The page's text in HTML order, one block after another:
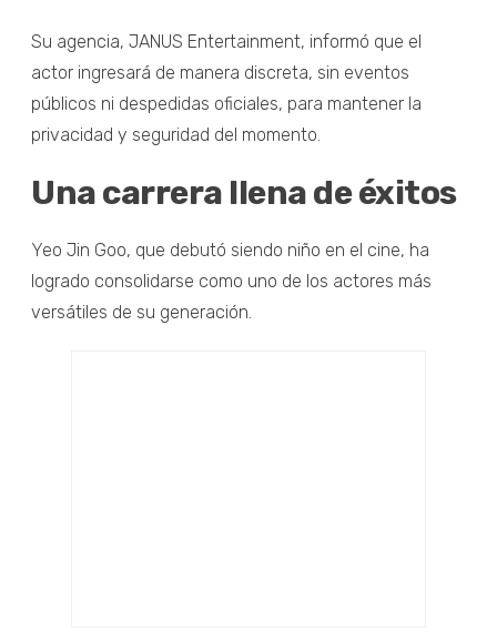
Su agencia, JANUS Entertainment, informó que el
actor ingresará de manera discreta, sin eventos
públicos ni despedidas oficiales, para mantener la
privacidad y seguridad del momento.
Una carrera llena de éxitos
Yeo Jin Goo, que debutó siendo niño en el cine, ha
logrado consolidarse como uno de los actores más
versátiles de su generación.